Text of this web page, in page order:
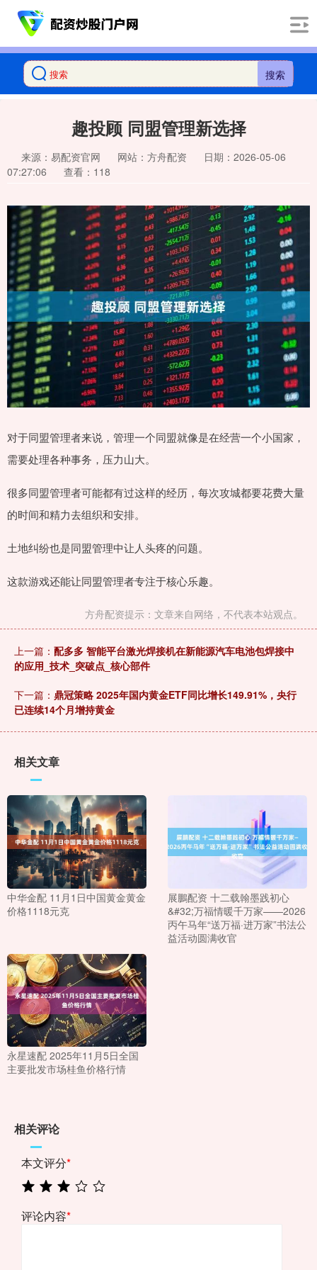
搜索
趣投顾 同盟管理新选择
来源：易配资官网 网站：方舟配资
日期：2026-05-06
07:27:06
查看：118
对于同盟管理者来说，管理一个同盟就像是在经营一个小国家，
需要处理各种事务，压力山大。
很多同盟管理者可能都有过这样的经历，每次攻城都要花费大量
的时间和精力去组织和安排。
土地纠纷也是同盟管理中让人头疼的问题。
这款游戏还能让同盟管理者专注于核心乐趣。
方舟配资提示：文章来自网络，不代表本站观点。
上一篇： 配多多 智能平台激光焊接机在新能源汽车电池包焊接中
的应用_技术_突破点_核心部件
下一篇： 鼎冠策略 2025年国内黄金ETF同比增长149.91%，央行
已连续14个月增持黄金
相关文章
中华金配 11月1日中国黄金黄金
价格1118元克
展鵬配资 十二载翰墨践初心
&#32;万福情暖千万家——2026
丙午马年“送万福·进万家”书法公
益活动圆满收官
永星速配 2025年11月5日全国
主要批发市场桂鱼价格行情
相关评论
本文评分*
评论内容*